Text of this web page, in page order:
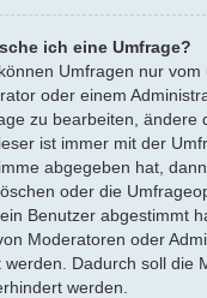
ich eine Umfrage?
Umfragen nur vom
oder einem
zu bearbeiten, ändere
ist immer mit der
abgegeben hat,
oder die
Benutzer abgestimmt
Moderatoren oder
Dadurch soll die
werden.